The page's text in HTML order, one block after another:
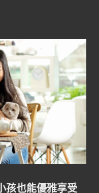
孩也能優雅享受